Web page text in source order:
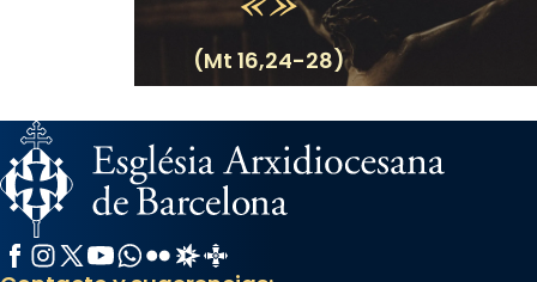
(Mt 16,24-28)
Facebook
Instagram
X / Twitter
YouTube
WhatsApp
FlickrRadio Estel
Catalunya Cristiana